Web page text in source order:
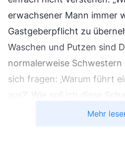
erwachsener Mann immer
Gastgeberpflicht zu
Waschen und Putzen sind
normalerweise
sich fragen: ‚Warum führt
aus?‘ Wie soll ich diese
diesem Gedanken fühlte
Mehr